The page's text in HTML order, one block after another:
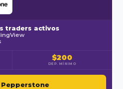
traders activos
$200
DEP. MÍNIMO